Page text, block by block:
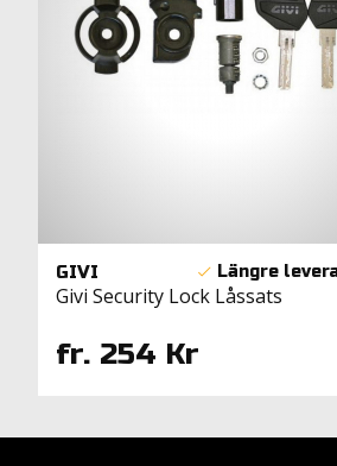
GIVI
Givi Security Lock Låssats
fr. 254 Kr